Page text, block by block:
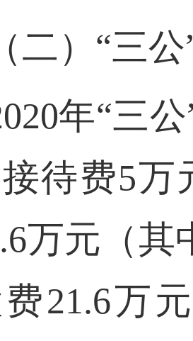
（二）“三
年“三
待费5万
万元（
21.6万